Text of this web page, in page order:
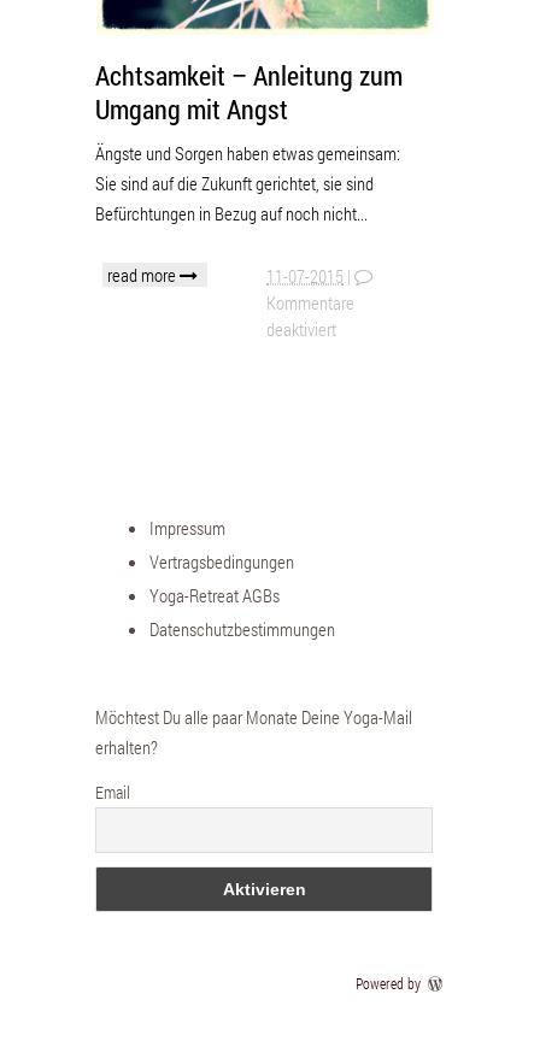
Achtsamkeit – Anleitung zum
Umgang mit Angst
Ängste und Sorgen haben etwas gemeinsam:
Sie sind auf die Zukunft gerichtet, sie sind
Befürchtungen in Bezug auf noch nicht...
read more 11-07-2015 |
Kommentare
deaktiviert
Impressum
Vertragsbedingungen
Yoga-Retreat AGBs
Datenschutzbestimmungen
Möchtest Du alle paar Monate Deine Yoga-Mail
erhalten?
Email
Powered by